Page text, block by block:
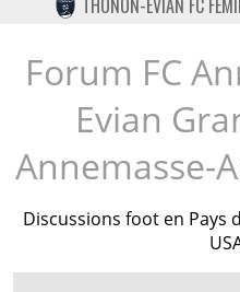
TWITTER
INSTAGRAM
THONON-EVIAN FC
Forum FC
Evian
Annemasse-
Discussions foot en Pays